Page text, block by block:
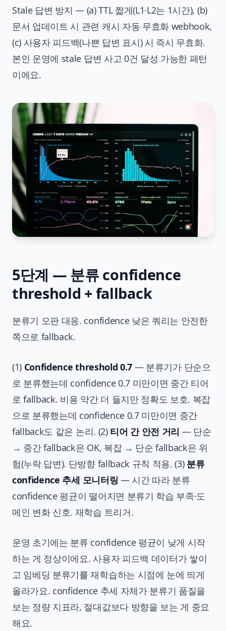
Stale 답변 방지 — (a) TTL 짧게(L1·L2는 1시간), (b)
문서 업데이트 시 관련 캐시 자동 무효화 webhook,
(c) 사용자 피드백(나쁜 답변 표시) 시 즉시 무효화.
본인 운영에 stale 답변 사고 0건 달성 가능한 패턴
이에요.
5단계 — 분류 confidence
threshold + fallback
분류기 오판 대응. confidence 낮은 쿼리는 안전한
쪽으로 fallback.
(1) Confidence threshold 0.7 — 분류기가 단순으
로 분류했는데 confidence 0.7 미만이면 중간 티어
로 fallback. 비용 약간 더 들지만 정확도 보호. 복잡
으로 분류했는데 confidence 0.7 미만이면 중간
fallback도 같은 논리. (2) 티어 간 안전 거리 — 단순
→ 중간 fallback은 OK, 복잡 → 단순 fallback은 위
험(누락 답변). 단방향 fallback 규칙 적용. (3) 분류
confidence 추세 모니터링 — 시간 따라 분류
confidence 평균이 떨어지면 분류기 학습 부족·도
메인 변화 신호. 재학습 트리거.
운영 초기에는 분류 confidence 평균이 낮게 시작
하는 게 정상이에요. 사용자 피드백 데이터가 쌓이
고 임베딩 분류기를 재학습하는 시점에 눈에 띄게
올라가요. confidence 추세 자체가 분류기 품질을
보는 정량 지표라, 절대값보다 방향을 보는 게 중요
해요.